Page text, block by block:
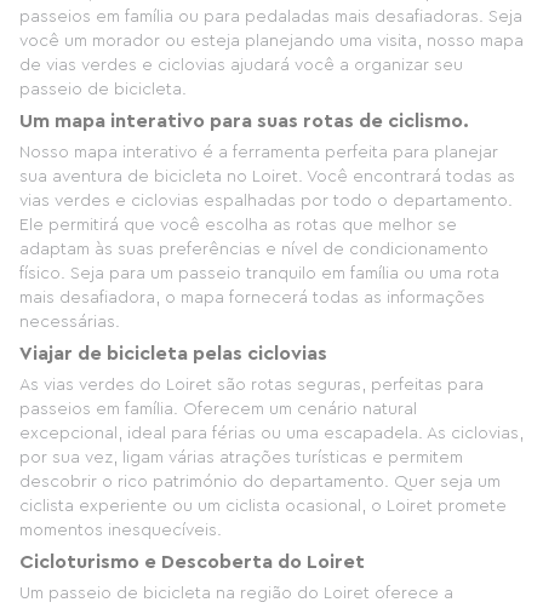
passeios em família ou para pedaladas mais desafiadoras. Seja
você um morador ou esteja planejando uma visita, nosso mapa
de vias verdes e ciclovias ajudará você a organizar seu
passeio de bicicleta.
Um mapa interativo para suas rotas de ciclismo.
Nosso mapa interativo é a ferramenta perfeita para planejar
sua aventura de bicicleta no Loiret. Você encontrará todas as
vias verdes e ciclovias espalhadas por todo o departamento.
Ele permitirá que você escolha as rotas que melhor se
adaptam às suas preferências e nível de condicionamento
físico. Seja para um passeio tranquilo em família ou uma rota
mais desafiadora, o mapa fornecerá todas as informações
necessárias.
Viajar de bicicleta pelas ciclovias
As vias verdes do Loiret são rotas seguras, perfeitas para
passeios em família. Oferecem um cenário natural
excepcional, ideal para férias ou uma escapadela. As ciclovias,
por sua vez, ligam várias atrações turísticas e permitem
descobrir o rico património do departamento. Quer seja um
ciclista experiente ou um ciclista ocasional, o Loiret promete
momentos inesquecíveis.
Cicloturismo e Descoberta do Loiret
Um passeio de bicicleta na região do Loiret oferece a